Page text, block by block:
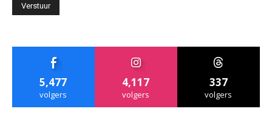
5,477
volgers
4,117
volgers
337
volgers